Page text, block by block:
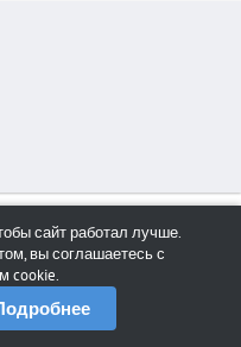
сайт работал лучше.
вы соглашаетесь с
cookie.